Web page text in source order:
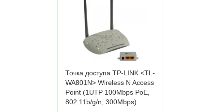
Точка доступа TP-LINK <TL-
WA801N> Wireless N Access
Point (1UTP 100Mbps PoE,
802.11b/­g/­n, 300Mbps)